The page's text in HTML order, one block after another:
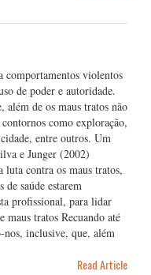
comportamentos violentos
de poder e autoridade.
de os maus tratos não
como exploração,
entre outros. Um
e Junger (2002)
luta contra os maus tratos,
saúde estarem
profissional, para lidar
maus tratos Recuando até
nos, inclusive, que, além
Read Article